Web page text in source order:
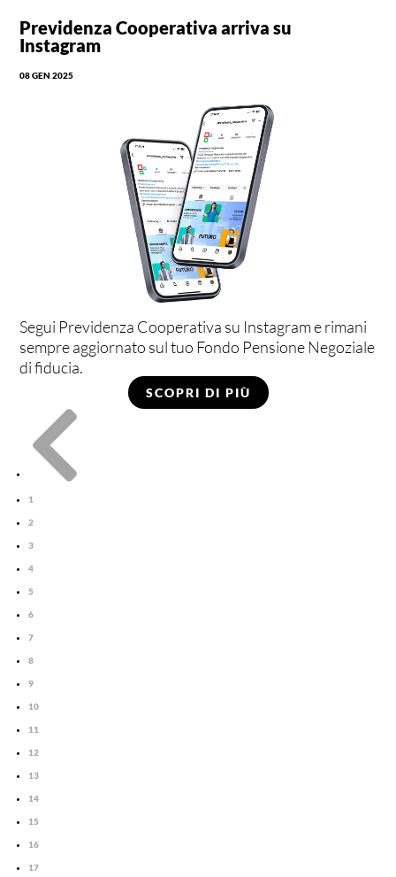
Previdenza Cooperativa arriva su
Instagram
08 GEN 2025
Segui Previdenza Cooperativa su Instagram e rimani
sempre aggiornato sul tuo Fondo Pensione Negoziale
di fiducia.
SCOPRI DI PIÙ

1
2
3
4
5
6
7
8
9
10
11
12
13
14
15
16
17